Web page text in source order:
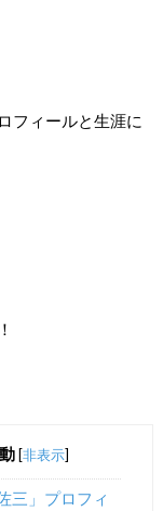
フィールと生涯に
[非表示]
三」プロフィ